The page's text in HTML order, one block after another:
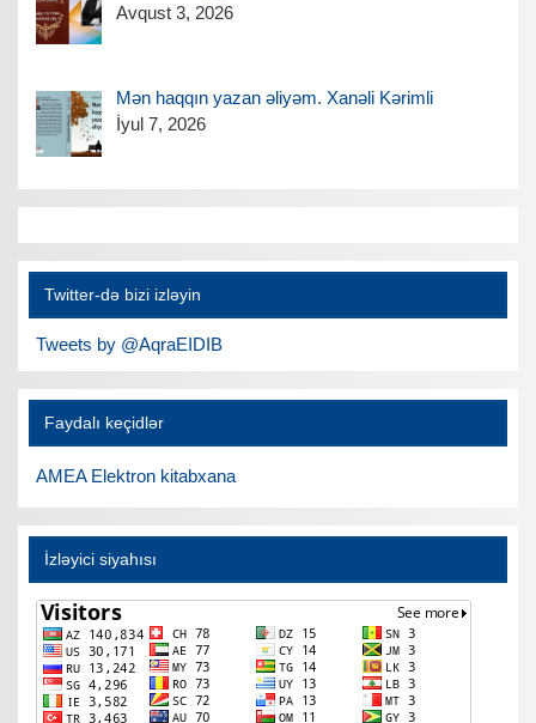
Avqust 3, 2026
Mən haqqın yazan əliyəm. Xanəli Kərimli
İyul 7, 2026
Twitter-də bizi izləyin
Tweets by @AqraEIDIB
Faydalı keçidlər
AMEA Elektron kitabxana
İzləyici siyahısı